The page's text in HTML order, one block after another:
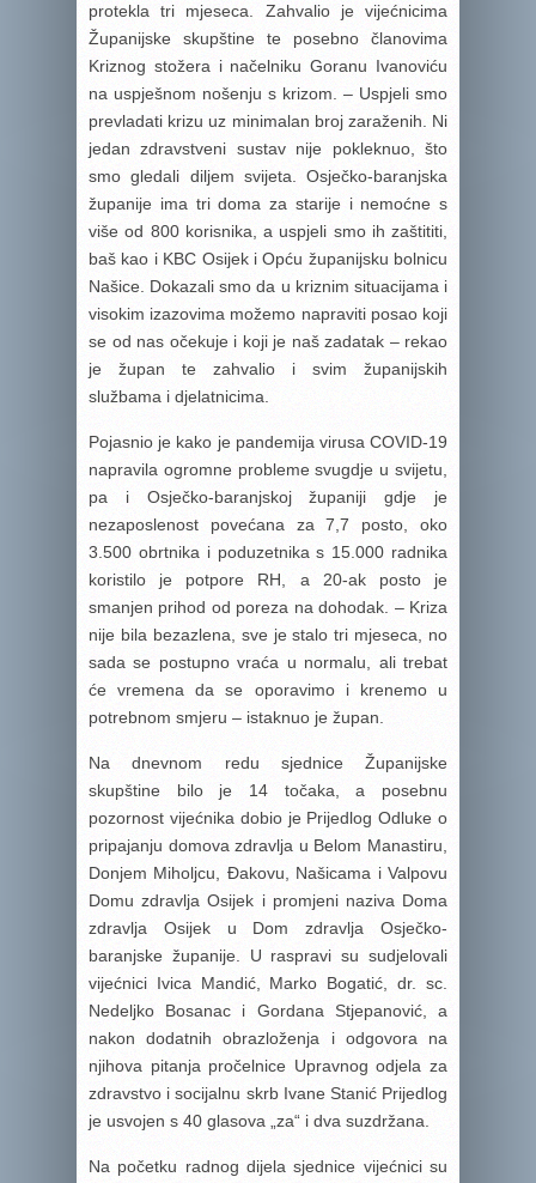
protekla tri mjeseca. Zahvalio je vijećnicima
Županijske skupštine te posebno članovima
Kriznog stožera i načelniku Goranu Ivanoviću
na uspješnom nošenju s krizom. – Uspjeli smo
prevladati krizu uz minimalan broj zaraženih. Ni
jedan zdravstveni sustav nije pokleknuo, što
smo gledali diljem svijeta. Osječko-baranjska
županije ima tri doma za starije i nemoćne s
više od 800 korisnika, a uspjeli smo ih zaštititi,
baš kao i KBC Osijek i Opću županijsku bolnicu
Našice. Dokazali smo da u kriznim situacijama i
visokim izazovima možemo napraviti posao koji
se od nas očekuje i koji je naš zadatak – rekao
je župan te zahvalio i svim županijskih
službama i djelatnicima.
Pojasnio je kako je pandemija virusa COVID-19
napravila ogromne probleme svugdje u svijetu,
pa i Osječko-baranjskoj županiji gdje je
nezaposlenost povećana za 7,7 posto, oko
3.500 obrtnika i poduzetnika s 15.000 radnika
koristilo je potpore RH, a 20-ak posto je
smanjen prihod od poreza na dohodak. – Kriza
nije bila bezazlena, sve je stalo tri mjeseca, no
sada se postupno vraća u normalu, ali trebat
će vremena da se oporavimo i krenemo u
potrebnom smjeru – istaknuo je župan.
Na dnevnom redu sjednice Županijske
skupštine bilo je 14 točaka, a posebnu
pozornost vijećnika dobio je Prijedlog Odluke o
pripajanju domova zdravlja u Belom Manastiru,
Donjem Miholjcu, Đakovu, Našicama i Valpovu
Domu zdravlja Osijek i promjeni naziva Doma
zdravlja Osijek u Dom zdravlja Osječko-
baranjske županije. U raspravi su sudjelovali
vijećnici Ivica Mandić, Marko Bogatić, dr. sc.
Nedeljko Bosanac i Gordana Stjepanović, a
nakon dodatnih obrazloženja i odgovora na
njihova pitanja pročelnice Upravnog odjela za
zdravstvo i socijalnu skrb Ivane Stanić Prijedlog
je usvojen s 40 glasova „za“ i dva suzdržana.
Na početku radnog dijela sjednice vijećnici su